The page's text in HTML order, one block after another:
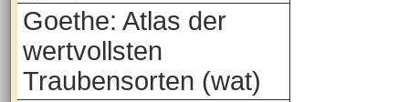
Goethe: Atlas der
wertvollsten
Traubensorten (wat)